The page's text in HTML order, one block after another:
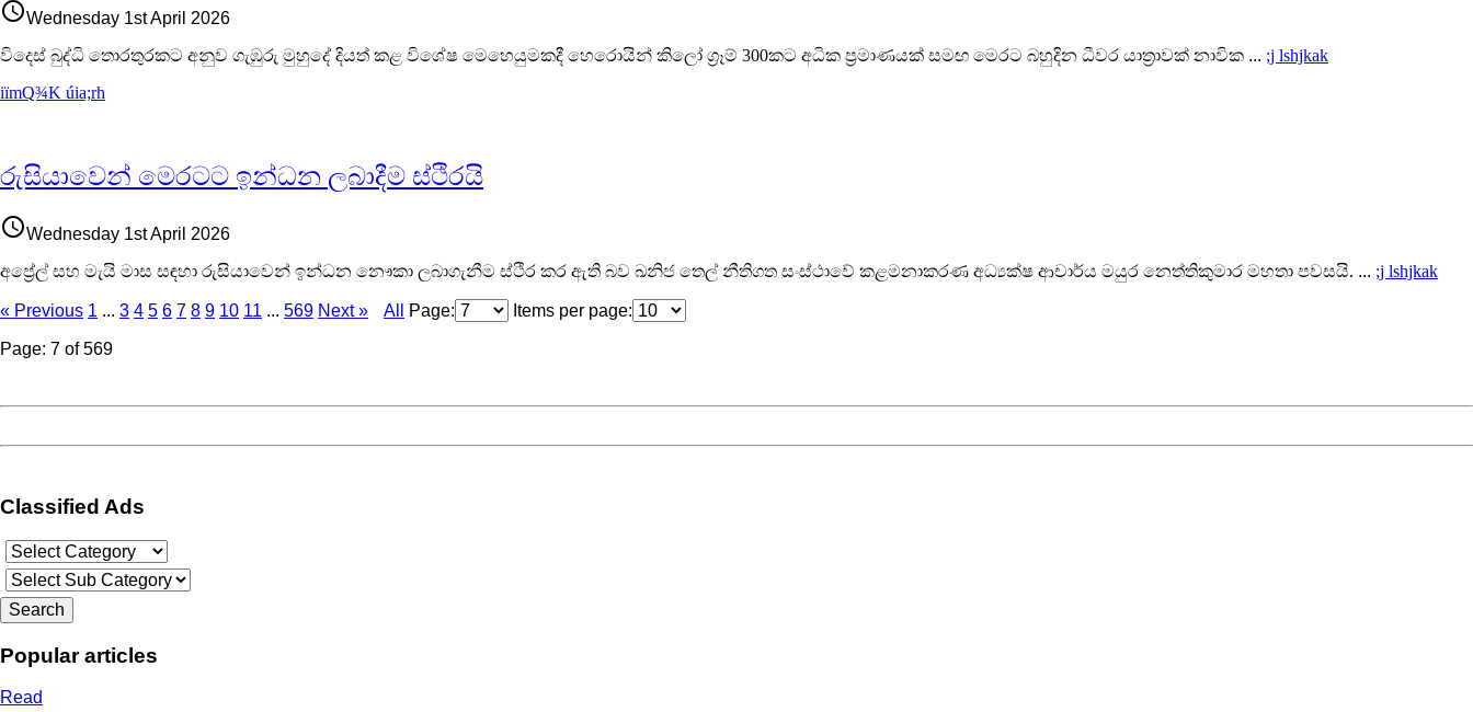
access_timeWednesday 1st April 2026
විදෙස් බුද්ධි තොරතුරකට අනුව ගැඹුරු මුහුදේ දියත් කළ විශේෂ මෙහෙයුමකදී හෙරොයින් කිලෝ ග්‍රෑම් 300කට අධික ප්‍රමාණයක් සමඟ මෙරට බහුදින ධීවර යාත්‍රාවක් නාවික ... ;j lshjkak
iïmQ¾K úia;rh
රුසියාවෙන් මෙරටට ඉන්ධන ලබාදීම ස්ථිරයි
access_timeWednesday 1st April 2026
අප්‍රේල් සහ මැයි මාස සඳහා රුසියාවෙන් ඉන්ධන නෞකා ලබාගැනීම ස්ථිර කර ඇති බව ඛනිජ තෙල් නීතිගත සංස්ථාවේ කළමනාකරණ අධ්‍යක්ෂ ආචාර්ය මයුර නෙත්තිකුමාර මහතා පවසයි. ... ;j lshjkak
« Previous 1 ... 3 4 5 6 7 8 9 10 11 ... 569 Next » All Page: Items per page:
Page: 7 of 569
Classified Ads
Popular articles
Read